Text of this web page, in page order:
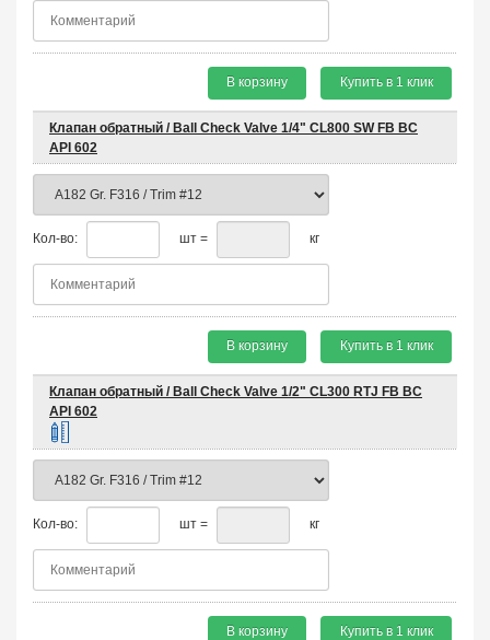
В корзину Купить в 1 клик
Клапан обратный / Ball Check Valve 1/4" CL800 SW FB BC
API 602
Кол-во: шт = кг
В корзину Купить в 1 клик
Клапан обратный / Ball Check Valve 1/2" CL300 RTJ FB BC
API 602
Кол-во: шт = кг
В корзину Купить в 1 клик